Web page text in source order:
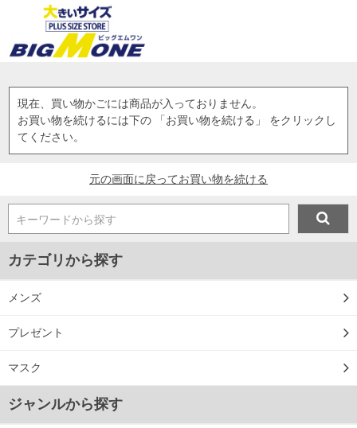
現在、買い物かごには商品が入っておりません。
お買い物を続けるには下の 「お買い物を続ける」 をクリックし
てください。
元の画面に戻ってお買い物を続ける
キーワードから探す
カテゴリから探す
メンズ
プレゼント
マスク
ジャンルから探す